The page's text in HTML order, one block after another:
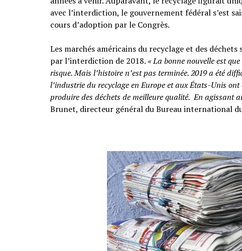
avec l’interdiction, le gouvernement fédéral s’est
cours d’adoption par le Congrès.
Les marchés américains du recyclage et des
par l’interdiction de 2018. « La bonne nouvelle est
risque. Mais l’histoire n’est pas terminée. 2019 a été
l’industrie du recyclage en Europe et aux États-Unis
produire des déchets de meilleure qualité. En agissant
Brunet, directeur général du Bureau international